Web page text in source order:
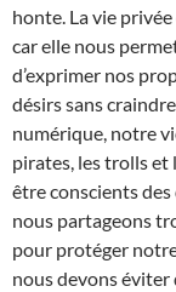
honte. La vie
car elle nous
d’exprimer nos
désirs sans
numérique, notre
pirates, les trolls et
être conscients
nous partageons
pour protéger
nous devons éviter